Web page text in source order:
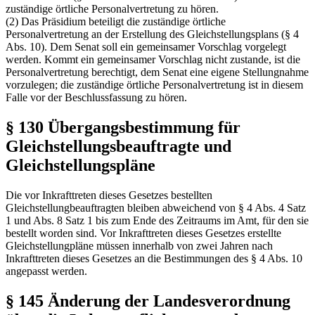
zuständige örtliche Personalvertretung zu hören.
(2) Das Präsidium beteiligt die zuständige örtliche
Personalvertretung an der Erstellung des Gleichstellungsplans (§ 4
Abs. 10). Dem Senat soll ein gemeinsamer Vorschlag vorgelegt
werden. Kommt ein gemeinsamer Vorschlag nicht zustande, ist die
Personalvertretung berechtigt, dem Senat eine eigene Stellungnahme
vorzulegen; die zuständige örtliche Personalvertretung ist in diesem
Falle vor der Beschlussfassung zu hören.
§ 130 Übergangsbestimmung für
Gleichstellungsbeauftragte und
Gleichstellungspläne
Die vor Inkrafttreten dieses Gesetzes bestellten
Gleichstellungbeauftragten bleiben abweichend von § 4 Abs. 4 Satz
1 und Abs. 8 Satz 1 bis zum Ende des Zeitraums im Amt, für den sie
bestellt worden sind. Vor Inkrafttreten dieses Gesetzes erstellte
Gleichstellungpläne müssen innerhalb von zwei Jahren nach
Inkrafttreten dieses Gesetzes an die Bestimmungen des § 4 Abs. 10
angepasst werden.
§ 145 Änderung der Landesverordnung